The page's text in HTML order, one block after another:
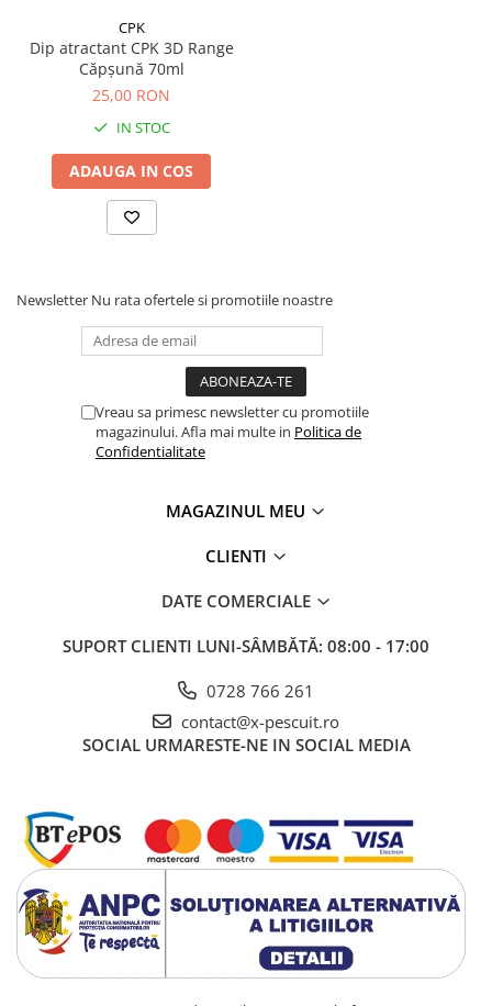
Model: 3D Range
Aromă: Tiger Nuts (Alune Tigrate)
Volum: 70ml
Tip: Dip atractant
Ingrediente: Aminoacizi, stimulatori de hrănire
Acest dip este destinat pescarilor de crap care utilizează
momeli pe bază de alune tigrate pentru sporirea atracției.
CPK
Dip atractant CPK 3D Range
Căpșună 70ml
25,00 RON
IN STOC
ADAUGA IN COS
Newsletter Nu rata ofertele si promotiile noastre
Vreau sa primesc newsletter cu promotiile
magazinului. Afla mai multe in Politica de
Confidentialitate
MAGAZINUL MEU
CLIENTI
DATE COMERCIALE
SUPORT CLIENTI LUNI-SÂMBĂTĂ: 08:00 - 17:00
0728 766 261
contact@x-pescuit.ro
SOCIAL URMARESTE-NE IN SOCIAL MEDIA